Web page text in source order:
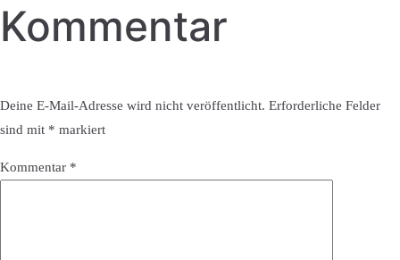
Kommentar
Deine E-Mail-Adresse wird nicht veröffentlicht. Erforderliche Felder
sind mit * markiert
Kommentar *